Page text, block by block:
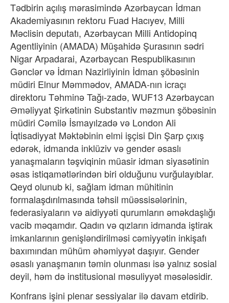
Tədbirin açılış mərasimində Azərbaycan İdman
Akademiyasının rektoru Fuad Hacıyev, Milli
Məclisin deputatı, Azərbaycan Milli Antidopinq
Agentliyinin (AMADA) Müşahidə Şurasının sədri
Nigar Arpadarai, Azərbaycan Respublikasının
Gənclər və İdman Nazirliyinin İdman şöbəsinin
müdiri Elnur Məmmədov, AMADA-nın icraçı
direktoru Təhminə Tağı-zadə, WUF13 Azərbaycan
Əməliyyat Şirkətinin Substantiv məzmun şöbəsinin
müdiri Cəmilə İsmayılzadə və London Ali
İqtisadiyyat Məktəbinin elmi işçisi Din Şarp çıxış
edərək, idmanda inklüziv və gender əsaslı
yanaşmaların təşviqinin müasir idman siyasətinin
əsas istiqamətlərindən biri olduğunu vurğulayıblar.
Qeyd olunub ki, sağlam idman mühitinin
formalaşdırılmasında təhsil müəssisələrinin,
federasiyaların və aidiyyəti qurumların əməkdaşlığı
vacib məqamdır. Qadın və qızların idmanda iştirak
imkanlarının genişləndirilməsi cəmiyyətin inkişafı
baxımından mühüm əhəmiyyət daşıyır. Gender
əsaslı yanaşmanın təmin olunması isə yalnız sosial
deyil, həm də institusional məsuliyyət məsələsidir.
Konfrans işini plenar sessiyalar ilə davam etdirib.